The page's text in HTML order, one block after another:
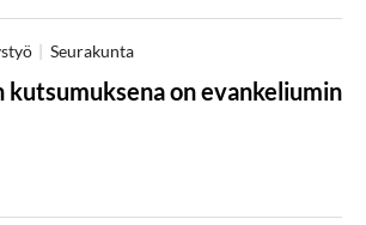
Seurakunta
kutsumuksena on evankeliumin